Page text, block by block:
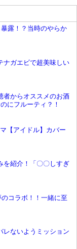
露！？当時のやらか
ナガエビで超美味しい
者からオススメのお酒
にフルーティ？！
【アイドル】カバー
を紹介！「〇〇しすぎ
コラボ！！一緒に至
レないようミッション